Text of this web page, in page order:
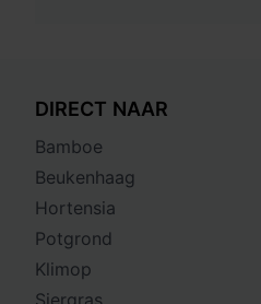
DIRECT NAAR
Bamboe
Beukenhaag
Hortensia
Potgrond
Klimop
Siergras